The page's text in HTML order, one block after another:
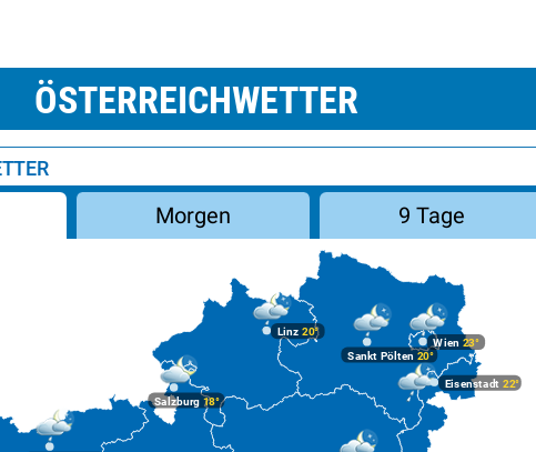
ÖSTERREICHWETTER
Morgen 9 Tage
Linz 20°
Salzburg18°
Wien 23°
Eisenstadt 22°
Sankt Pölten 20°